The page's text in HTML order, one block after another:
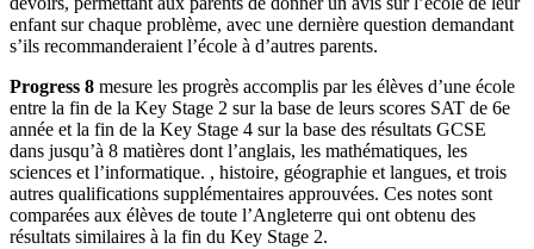
enfant sur chaque problème, avec une dernière question demandant
s’ils recommanderaient l’école à d’autres parents.
Progress 8 mesure les progrès accomplis par les élèves d’une école
entre la fin de la Key Stage 2 sur la base de leurs scores SAT de 6e
année et la fin de la Key Stage 4 sur la base des résultats GCSE
dans jusqu’à 8 matières dont l’anglais, les mathématiques, les
sciences et l’informatique. , histoire, géographie et langues, et trois
autres qualifications supplémentaires approuvées. Ces notes sont
comparées aux élèves de toute l’Angleterre qui ont obtenu des
résultats similaires à la fin du Key Stage 2.